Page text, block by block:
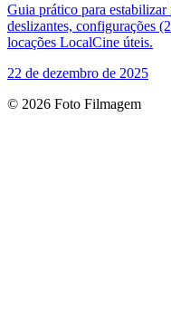
Guia prático para estabilizar
deslizantes, configurações
locações LocalCine úteis.
22 de dezembro de 2025
© 2026 Foto Filmagem